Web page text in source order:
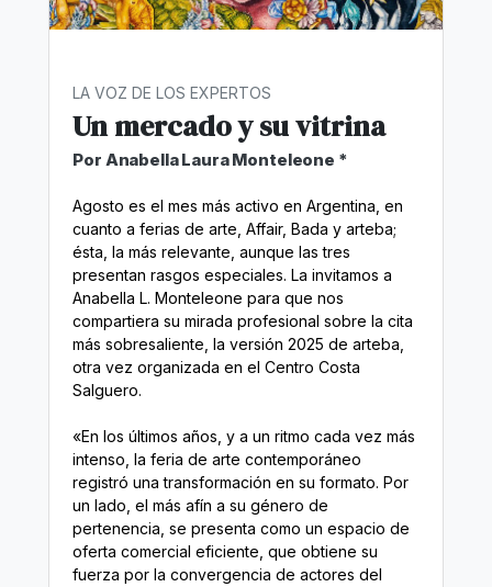
LA VOZ DE LOS EXPERTOS
Un mercado y su vitrina
Por Anabella Laura Monteleone *
Agosto es el mes más activo en Argentina, en
cuanto a ferias de arte, Affair, Bada y arteba;
ésta, la más relevante, aunque las tres
presentan rasgos especiales. La invitamos a
Anabella L. Monteleone para que nos
compartiera su mirada profesional sobre la cita
más sobresaliente, la versión 2025 de arteba,
otra vez organizada en el Centro Costa
Salguero.
«En los últimos años, y a un ritmo cada vez más
intenso, la feria de arte contemporáneo
registró una transformación en su formato. Por
un lado, el más afín a su género de
pertenencia, se presenta como un espacio de
oferta comercial eficiente, que obtiene su
fuerza por la convergencia de actores del